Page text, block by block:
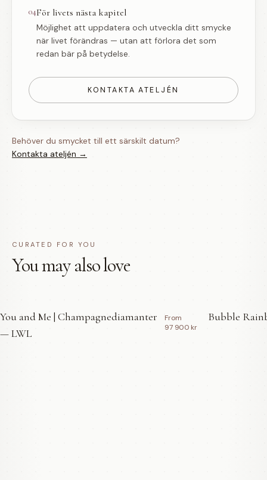
04För livets nästa kapitel
Möjlighet att uppdatera och utveckla ditt smycke
när livet förändras — utan att förlora det som
redan bär på betydelse.
KONTAKTA ATELJÉN
Behöver du smycket till ett särskilt datum?
Kontakta ateljén →
CURATED FOR YOU
You may also love
You and Me | Champagnediamanter
— LWL
From
97 900 kr
Bubble